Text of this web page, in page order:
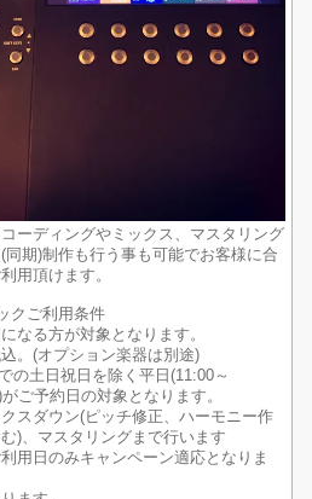
ーディングやミックス、マスタリング
期)制作も行う事も可能でお客様に合
用頂けます。
クご利用条件
なる方が対象となります。
。(オプション楽器は別途)
の土日祝日を除く平日(11:00～
ご予約日の対象となります。
スダウン(ピッチ修正、ハーモニー作
)、マスタリングまで行います
用日のみキャンペーン適応となりま